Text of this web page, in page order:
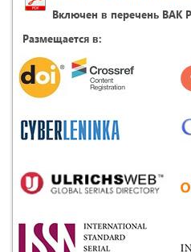
Включен в перечень ВАК
Размещается в: